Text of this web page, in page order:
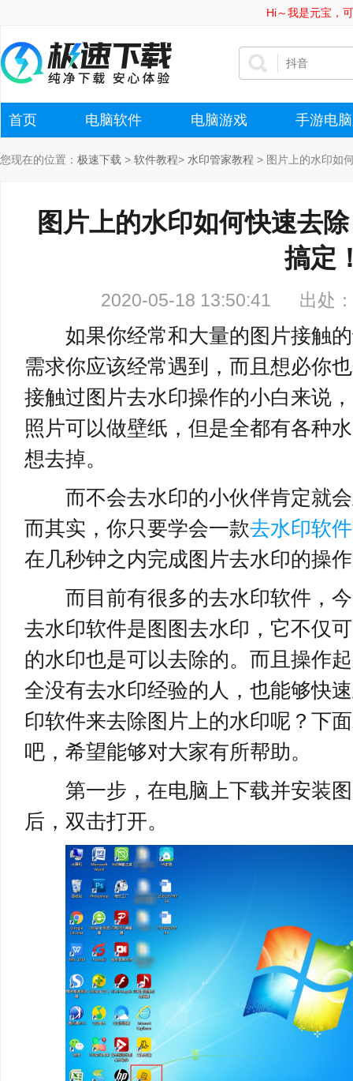
Hi～我是元宝，
首页 电脑软件 电脑游戏 手游电
您现在的位置： 极速下载 > 软件教程> 水印管家教程 > 图片上的水印如
图片上的水印如何快速去
搞定
2020-05-18 13:50:41 出处
如果你经常和大量的图片接触的
需求你应该经常遇到，而且想必你
接触过图片去水印操作的小白来说
照片可以做壁纸，但是全都有各种
想去掉。
而不会去水印的小伙伴肯定就会
而其实，你只要学会一款去水印软件
在几秒钟之内完成图片去水印的操
而目前有很多的去水印软件，今
去水印软件是图图去水印，它不仅
的水印也是可以去除的。而且操作
全没有去水印经验的人，也能够快
印软件来去除图片上的水印呢？下
吧，希望能够对大家有所帮助。
第一步，在电脑上下载并安装图
后，双击打开。